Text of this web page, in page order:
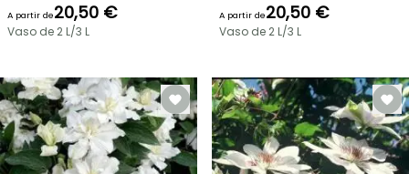
A partir de20,50 €
Vaso de 2 L/3 L
A partir de20,50 €
Vaso de 2 L/3 L